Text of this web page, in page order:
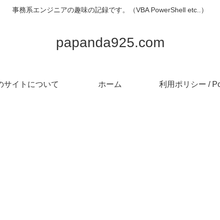
事務系エンジニアの趣味の記録です。（VBA PowerShell etc..）
papanda925.com
サイトについて ホーム 利用ポリシー /